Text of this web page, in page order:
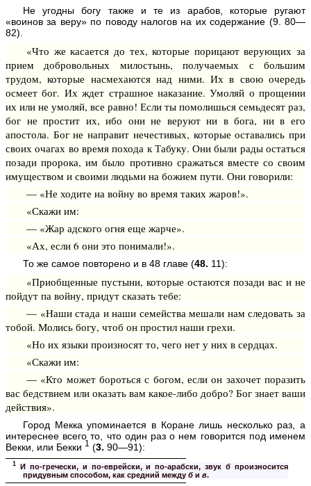
Не угодны богу также и те из арабов, которые ругают
«воинов за веру» по поводу налогов на их содержание (9. 80—
82).
«Что же касается до тех, которые порицают верующих за
прием добровольных милостынь, получаемых с большим
трудом, которые насмехаются над ними. Их в свою очередь
осмеет бог. Их ждет страшное наказание. Умоляй о прощении
их или не умоляй, все равно! Если ты помолишься семьдесят раз,
бог не простит их, ибо они не веруют ни в бога, ни в его
апостола. Бог не направит нечестивых, которые оставались при
своих очагах во время похода к Табуку. Они были рады остаться
позади пророка, им было противно сражаться вместе со своим
имуществом и своими людьми на божием пути. Они говорили:
— «Не ходите на войну во время таких жаров!».
«Скажи им:
— «Жар адского огня еще жарче».
«Ах, если 6 они это понимали!».
То же самое повторено и в 48 главе (48. 11):
«Приобщенные пустыни, которые остаются позади вас и не
пойдут па войну, придут сказать тебе:
— «Наши стада и наши семейства мешали нам следовать за
тобой. Молись богу, чтоб он простил наши грехи.
«Но их языки произносят то, чего нет у них в сердцах.
«Скажи им:
— «Кто может бороться с богом, если он захочет поразить
вас бедствием или оказать вам какое-либо добро? Бог знает ваши
действия».
Город Мекка упоминается в Коране лишь несколько раз, а
интереснее всего то, что один раз о нем говорится под именем
Векки, или Бекки 1 (3. 90—91):
1 И по-гречески, и по-еврейски, и по-арабски, звукб произносится
придувным способом, как средний между б и в.